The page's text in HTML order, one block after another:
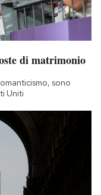
di matrimonio
sono
Uniti